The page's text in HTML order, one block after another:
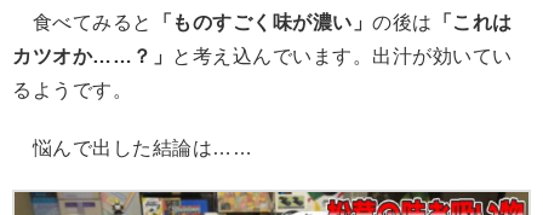
食べてみると 「ものすごく味が濃い」 の後は 「これは
カツオか……？」
と考え込んでいます。出汁が効いてい
るようです。
悩んで出した結論は……